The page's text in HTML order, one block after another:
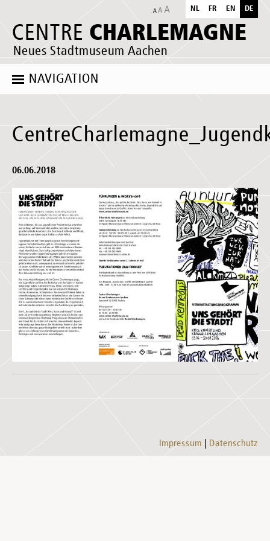
CENTRE CHARLEMAGNE
Neues Stadtmuseum Aachen
NL FR EN DE
NAVIGATION
06.06.2018
Impressum Datenschutz